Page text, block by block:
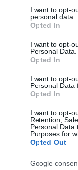
not limited to your
grant or deny
use your data for
consent section.
I want to opt-
personal data.
Opted In
I want to opt-
Personal Data.
Opted In
I want to opt-
Personal Data
Opted In
I want to opt-
Retention,
Personal Data
Purposes for
Opted Out
Google
bazen v Slovenj
Ravnah
Nogometni spektakel
vrati, zagotovite si
vstopnico pravočasno